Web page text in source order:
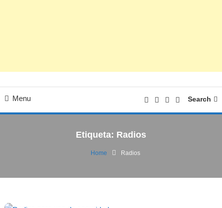
Menu Search
Etiqueta: Radios
Home Radios